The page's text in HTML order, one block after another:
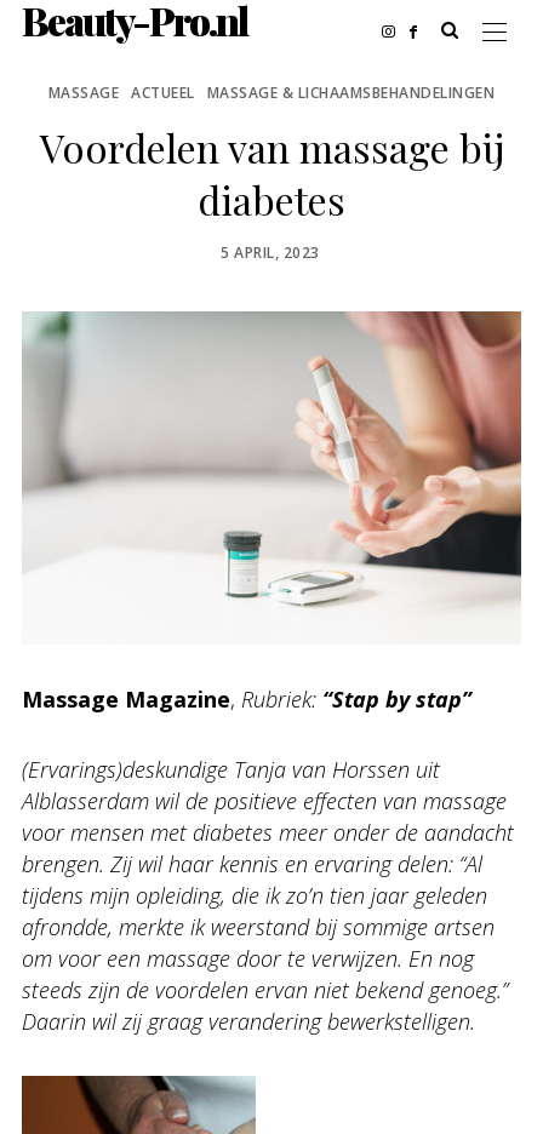
Beauty-Pro.nl
MASSAGE ACTUEEL MASSAGE & LICHAAMSBEHANDELINGEN
Voordelen van massage bij
diabetes
POSTED
5 APRIL, 2023
Massage Magazine, Rubriek: “Stap by stap”
(Ervarings)deskundige Tanja van Horssen uit
Alblasserdam wil de positieve effecten van massage
voor mensen met diabetes meer onder de aandacht
brengen. Zij wil haar kennis en ervaring delen: “Al
tijdens mijn opleiding, die ik zo’n tien jaar geleden
afrondde, merkte ik weerstand bij sommige artsen
om voor een massage door te verwijzen. En nog
steeds zijn de voordelen ervan niet bekend genoeg.”
Daarin wil zij graag verandering bewerkstelligen.